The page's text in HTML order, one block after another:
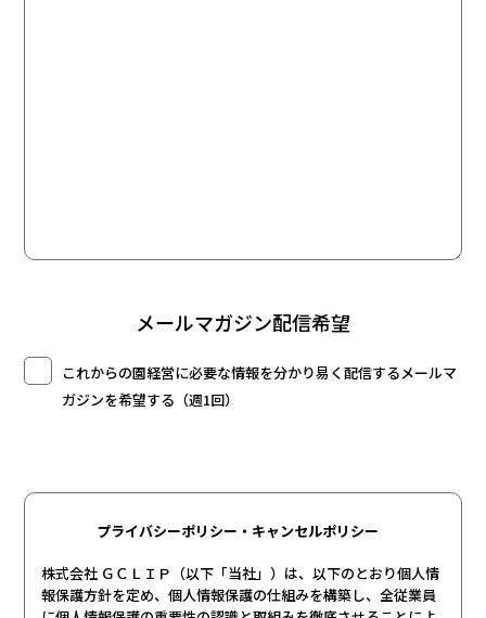
メールマガジン配信希望
これからの園経営に必要な情報を分かり易く配信するメールマ
ガジンを希望する（週1回）
プライバシーポリシー・キャンセルポリシー
株式会社 ＧＣＬＩＰ（以下「当社」）は、以下のとおり個人情
報保護方針を定め、個人情報保護の仕組みを構築し、全従業員